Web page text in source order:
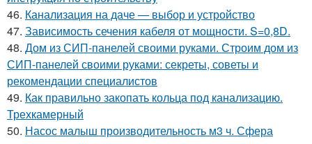
46. Канализация на даче — выбор и устройство
47. Зависимость сечения кабеля от мощности. S=0,8D.
48. Дом из СИП-панелей своими руками. Строим дом из
СИП-панелей своими руками: секреты, советы и
рекомендации специалистов
49. Как правильно закопать кольца под канализацию.
Трехкамерный
50. Насос малыш производительность м3 ч. Сфера